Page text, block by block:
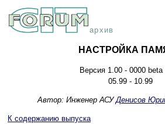
архив
НАСТРОЙКА
Версия 1.00 - 0000 beta
05.99 - 10.99
Автор: Инженер АСУДенисов
К содержанию выпуска